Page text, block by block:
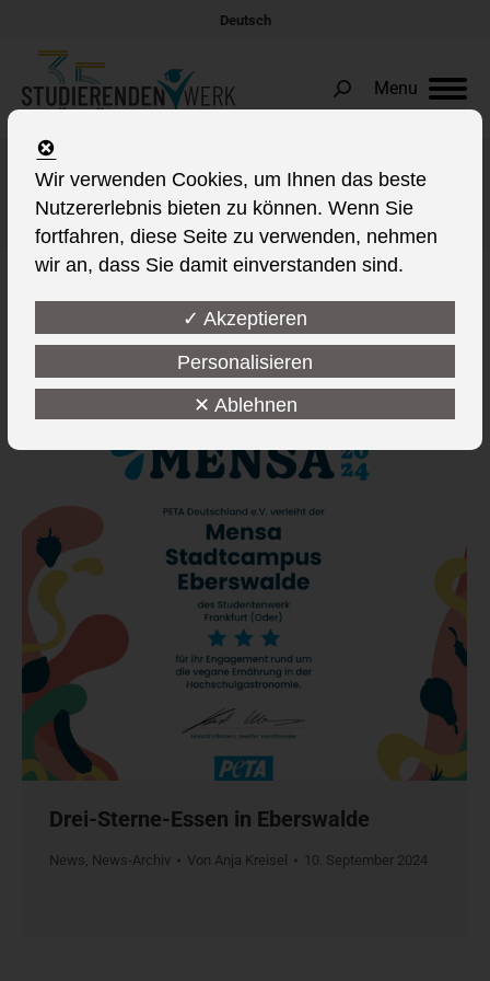
Deutsch
Menu
Search:
Tages-Archive:10. September 2024
Sie befinden sich hier:
Drei-Sterne-Essen in Eberswalde
News, News-Archiv Von Anja Kreisel 10. September 2024
Wir verwenden Cookies, um Ihnen das beste
Nutzererlebnis bieten zu können. Wenn Sie
fortfahren, diese Seite zu verwenden, nehmen
wir an, dass Sie damit einverstanden sind.
✓ Akzeptieren
Personalisieren
✕ Ablehnen